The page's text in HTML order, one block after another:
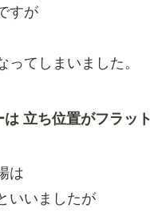
すが
ってしまいました。
立ち位置がフラッ
は
いいましたが